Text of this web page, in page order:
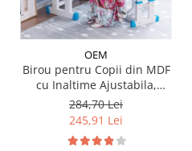
OEM
Birou pentru Copii din MDF
cu Inaltime Ajustabila,
Model Astronaut
284,70 Lei
245,91 Lei